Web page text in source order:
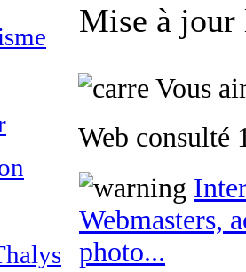
Mise à jour
Vous
Web consulté
Webmasters,
photo...